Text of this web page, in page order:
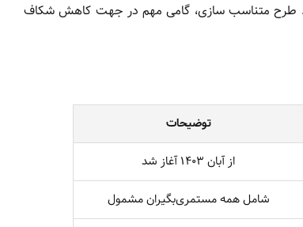
طرح متناسب سازی، گامی مهم در جهت کاهش شکاف
توضیحات
از آبان ۱۴۰۳ آغاز شد
شامل همه مستمری‌بگیران مشمول